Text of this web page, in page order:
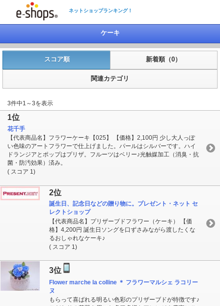
ネットショップランキング！
ケーキ
スコア順 新着順（0）
関連カテゴリ
3件中1～3を表示
1位
花千手
【代表商品名】フラワーケーキ【025】 【価格】2,100円 少し大人っぽ
い色味のアートフラワーで仕上げました。パールはシルバーです。ハイ
ドランジアとポップはプリザ。フルーツはベリー♪光触媒加工（消臭・抗
菌・防汚効果）済み。
( スコア 1)
2位
誕生日、記念日などの贈り物に。プレゼント・ネット セ
レクトショップ
【代表商品名】プリザーブドフラワー（ケーキ） 【価
格】4,200円 誕生日ソングを口ずさみながら渡したくな
るおしゃれなケーキ♪
( スコア 1)
3位
Flower marche la colline ＊ フラワーマルシェ ラコリー
ヌ
もらって喜ばれる明るい色彩のプリザーブドが特徴です♪